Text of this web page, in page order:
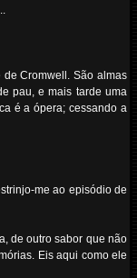
Cromwell. São almas
pau, e mais tarde uma
é a ópera; cessando a
me ao episódio de
de outro sabor que não
Eis aqui como ele